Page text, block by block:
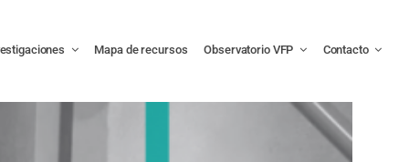
Mapa de recursos Observatorio VFP Contacto